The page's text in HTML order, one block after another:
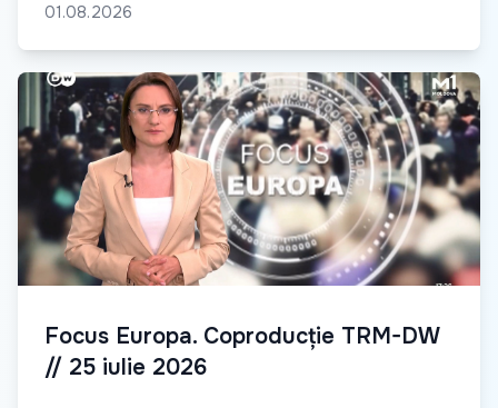
01.08.2026
Focus Europa. Coproducție TRM-DW
// 25 iulie 2026